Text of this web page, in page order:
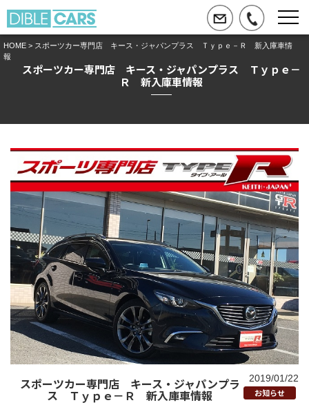
HOME > スポーツカー専門店 キース・ジャパンプラス Ｔｙｐｅ－Ｒ 新入庫車情
報
スポーツカー専門店 キース・ジャパンプラス Ｔｙｐｅ－
Ｒ 新入庫車情報
スポーツカー専門店 キース・ジャパンプラ
ス Ｔｙｐｅ－Ｒ 新入庫車情報
2019/01/22
お知らせ